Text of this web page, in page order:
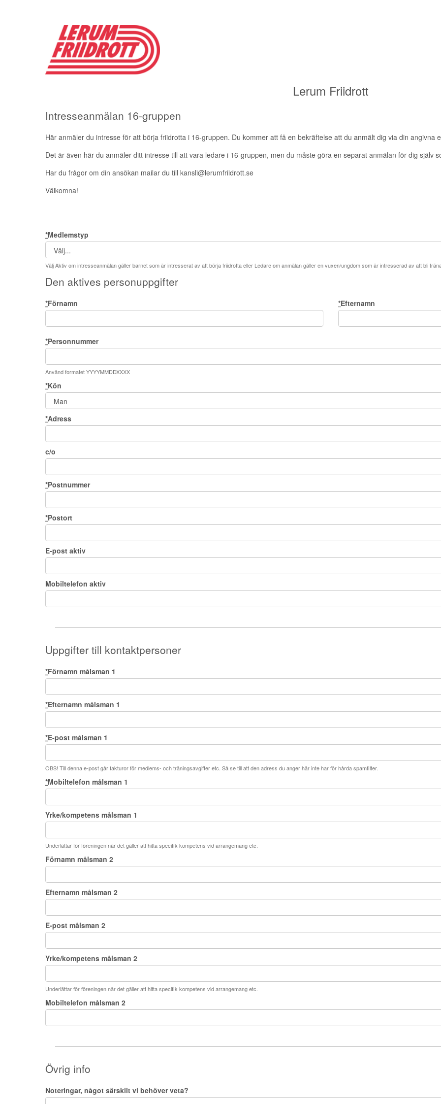
Lerum Friidrott
Intresseanmälan 16-gruppen
Här anmäler du intresse för att börja friidrotta i 16-gruppen. Du kommer att få en bekräftelse att du anmält dig via din angivna
Det är även här du anmäler ditt intresse till att vara ledare i 16-gruppen, men du måste göra en separat anmälan för dig själv
Har du frågor om din ansökan mailar du till kansli@lerumfriidrott.se
Välkomna!
*Medlemstyp
Välj Aktiv om intresseanmälan gäller barnet som är intresserat av att börja friidrotta eller Ledare om anmälan gäller en vuxen/ungdom som är intresserad av att bli
Den aktives personuppgifter
*Förnamn *Efternamn
*Personnummer
Använd formatet YYYYMMDDXXXX
*Kön
*Adress
c/o
*Postnummer
*Postort
E-post aktiv
Mobiltelefon aktiv
Uppgifter till kontaktpersoner
*Förnamn målsman 1
*Efternamn målsman 1
*E-post målsman 1
OBS! Till denna e-post går fakturor för medlems- och träningsavgifter etc. Så se till att den adress du anger här inte har för hårda spamfilter.
*Mobiltelefon målsman 1
Yrke/kompetens målsman 1
Underlättar för föreningen när det gäller att hitta specifik kompetens vid arrangemang etc.
Förnamn målsman 2
Efternamn målsman 2
E-post målsman 2
Yrke/kompetens målsman 2
Underlättar för föreningen när det gäller att hitta specifik kompetens vid arrangemang etc.
Mobiltelefon målsman 2
Övrig info
Noteringar, något särskilt vi behöver veta?